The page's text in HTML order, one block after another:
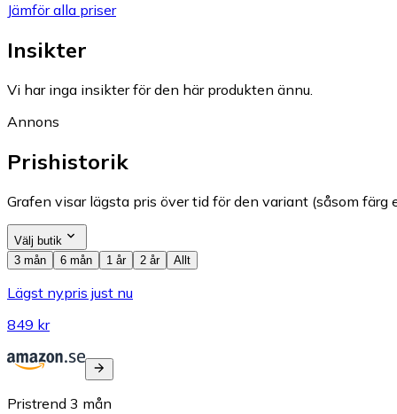
Jämför alla priser
Insikter
Vi har inga insikter för den här produkten ännu.
Annons
Prishistorik
Grafen visar lägsta pris över tid för den variant (såsom
Välj butik
3 mån
6 mån 1 år 2 år Allt
Lägst nypris just nu
849 kr
Pristrend 3 mån